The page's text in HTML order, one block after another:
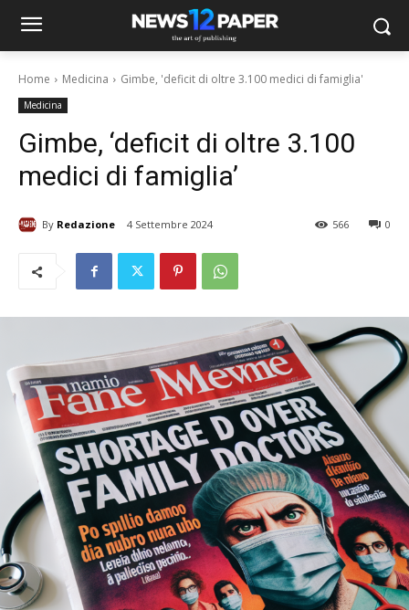
Home Medicina Gimbe, 'deficit di oltre 3.100 medici di famiglia'
Medicina
Gimbe, ‘deficit di oltre 3.100
medici di famiglia’
By Redazione 4 Settembre 2024 0
566